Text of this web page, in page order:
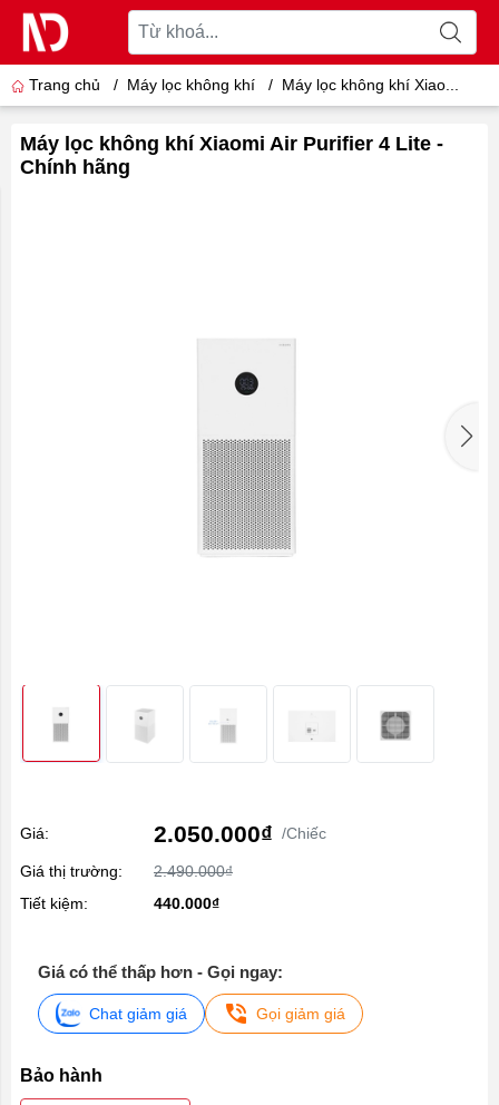
Trang chủ / Máy lọc không khí / Máy lọc không khí Xiao...
Máy lọc không khí Xiaomi Air Purifier 4 Lite -
Chính hãng
Giá: 2.050.000₫ /Chiếc
Giá thị trường:
2.490.000₫
Tiết kiệm:
440.000₫
Giá có thể thấp hơn - Gọi ngay:
Chat giảm giá Gọi giảm giá
Bảo hành